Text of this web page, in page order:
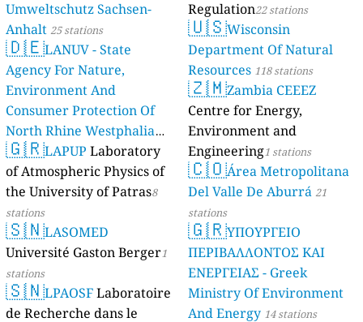
Umweltschutz Sachsen-
Anhalt 25 stations
🇩🇪LANUV - State
Agency For Nature,
Environment And
Consumer Protection Of
North Rhine Westphalia
(Landesamt Für Natur,
Umwelt Und
Verbraucherschutz NRW)
61 stations
🇬🇷LAPUP Laboratory
of Atmospheric Physics of
the University of Patras8
stations
🇸🇳LASOMED
Université Gaston Berger1
stations
🇸🇳LPAOSF Laboratoire
de Recherche dans le
Regulation22 stations
🇺🇸Wisconsin
Department Of Natural
Resources 118 stations
🇿🇲Zambia CEEEZ
Centre for Energy,
Environment and
Engineering1 stations
🇨🇴Área Metropolitana
Del Valle De Aburrá 21
stations
🇬🇷ΥΠΟΥΡΓΕΙΟ
ΠΕΡΙΒΑΛΛΟΝΤΟΣ ΚΑΙ
ΕΝΕΡΓΕΙΑΣ - Greek
Ministry Of Environment
And Energy 14 stations